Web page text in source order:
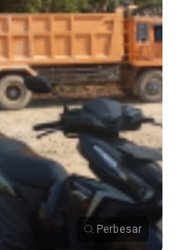
Perbesar